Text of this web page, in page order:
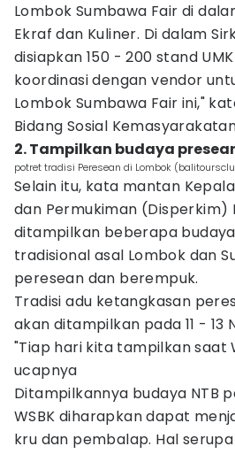
Lombok Sumbawa Fair di
Ekraf dan Kuliner. Di dalam
disiapkan 150 - 200 stand
koordinasi dengan vendor
Lombok Sumbawa Fair ini,"
Bidang Sosial
2. Tampilkan budaya
potret tradisi Peresean di Lombok
Selain itu, kata mantan
dan Permukiman (Disperkim)
ditampilkan beberapa
tradisional asal Lombok dan
peresean dan berempuk.
Tradisi adu ketangkasan
akan ditampilkan pada 11 - 13
"Tiap hari kita tampilkan saat
ucapnya
Ditampilkannya budaya NTB
WSBK diharapkan dapat
kru dan pembalap. Hal